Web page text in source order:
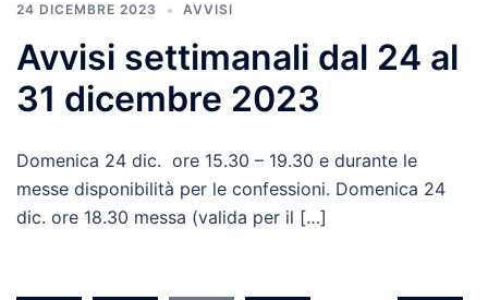
24 DICEMBRE 2023 AVVISI
Avvisi settimanali dal 24 al
31 dicembre 2023
Domenica 24 dic. ore 15.30 – 19.30 e durante le
messe disponibilità per le confessioni. Domenica 24
dic. ore 18.30 messa (valida per il […]